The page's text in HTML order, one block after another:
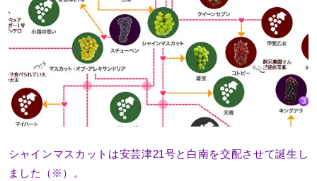
シャインマスカットは安芸津21号と白南を交配させて誕生し
ました（※）。